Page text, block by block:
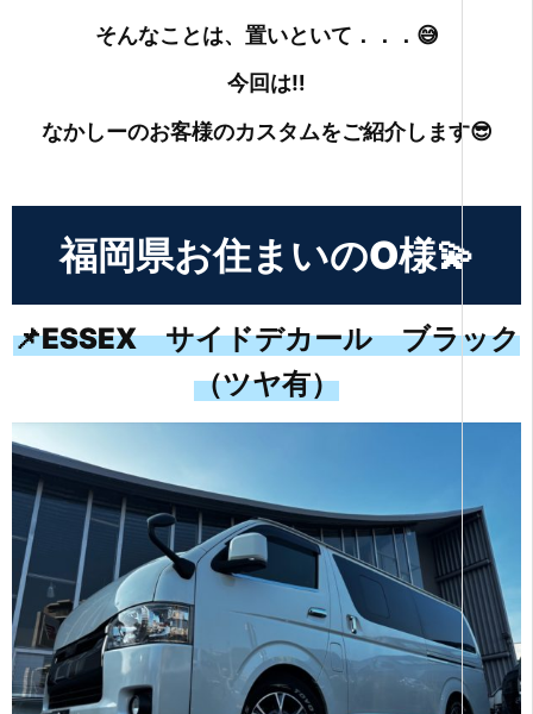
そんなことは、置いといて．．．😅
今回は‼
なかしーのお客様のカスタムをご紹介します😎
福岡県お住まいのO様💫
📌ESSEX サイドデカール ブラック
（ツヤ有）